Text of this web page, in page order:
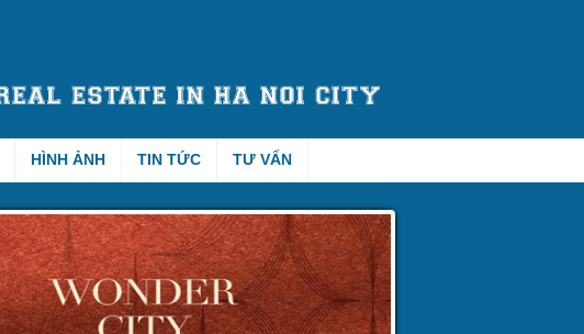
HÌNH ẢNH TIN TỨC TƯ VẤN